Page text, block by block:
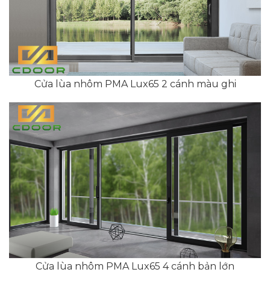
Cửa lùa nhôm PMA Lux65 2 cánh màu ghi
Cửa lùa nhôm PMA Lux65 4 cánh bản lớn